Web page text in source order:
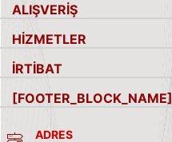
ALIŞVERİŞ
HİZMETLER
İRTİBAT
[FOOTER_BLOCK_NAME]
ADRES